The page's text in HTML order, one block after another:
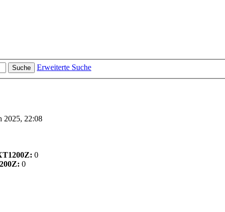
Suche
Erweiterte Suche
2025, 22:08
0
0